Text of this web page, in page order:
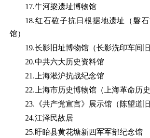
17.牛河梁遗址博物馆
18.红石砬子抗日根据地遗址（磐
馆）
19.长影旧址博物馆（长影洗印车间旧
20.中共六大历史资料馆
21.上海淞沪抗战纪念馆
22.上海市历史博物馆（上海革命历史
23.《共产党宣言》展示馆（陈望道旧
24.江泽民故居
25.盱眙县黄花塘新四军军部纪念馆